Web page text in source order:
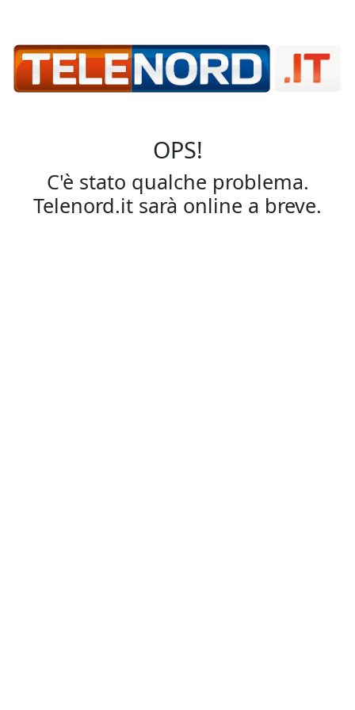
OPS!
C'è stato qualche problema.
Telenord.it sarà online a breve.